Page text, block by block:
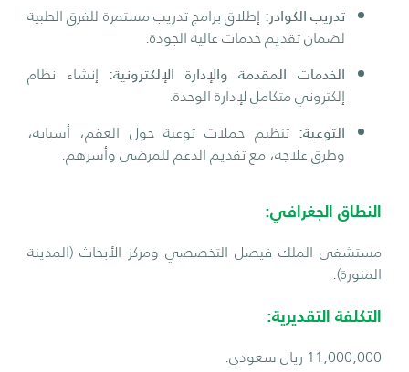
تدريب الكوادر: إطلاق برامج تدريب مستمرة للفرق الطبية
لضمان تقديم خدمات عالية الجودة.
الخدمات المقدمة والإدارة الإلكترونية: إنشاء نظام
إلكتروني متكامل لإدارة الوحدة.
التوعية: تنظيم حملات توعية حول العقم، أسبابه،
وطرق علاجه، مع تقديم الدعم للمرضى وأسرهم.
النطاق الجغرافي:
مستشفى الملك فيصل التخصصي ومركز الأبحاث (المدينة
المنورة).
التكلفة التقديرية:
11,000,000 ريال سعودي.